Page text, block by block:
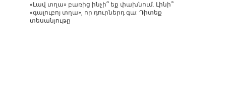
«Լավ տղա» բառից ինչի՞ եք փախնում. Լինի՞
«գալուբոյ տղա», որ դուրներդ գա: Դիտեք
տեսանյութը